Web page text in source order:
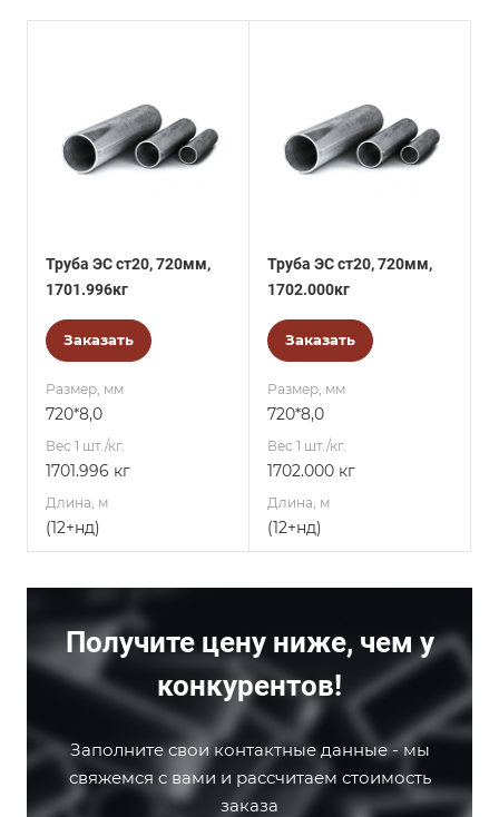
Труба ЭС ст20, 720мм,
1701.996кг
Заказать
Размер, мм
720*8,0
Вес 1 шт./кг.
1701.996 кг
Длина, м
(12+нд)
Труба ЭС ст20, 720мм,
1702.000кг
Заказать
Размер, мм
720*8,0
Вес 1 шт./кг.
1702.000 кг
Длина, м
(12+нд)
Получите цену ниже, чем у
конкурентов!
Заполните свои контактные данные - мы
свяжемся с вами и рассчитаем стоимость
заказа